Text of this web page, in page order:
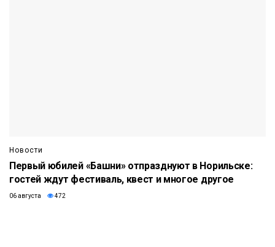
Новости
Первый юбилей «Башни» отпразднуют в Норильске:
гостей ждут фестиваль, квест и многое другое
06 августа 472